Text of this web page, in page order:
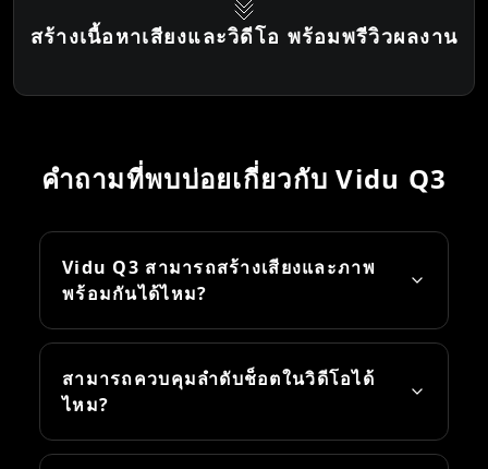
สร้างเนื้อหาเสียงและวิดีโอ พร้อมพรีวิวผลงาน
คำถามที่พบบ่อยเกี่ยวกับ Vidu Q3
Vidu Q3 สามารถสร้างเสียงและภาพ
พร้อมกันได้ไหม?
สามารถควบคุมลำดับช็อตในวิดีโอได้
ไหม?